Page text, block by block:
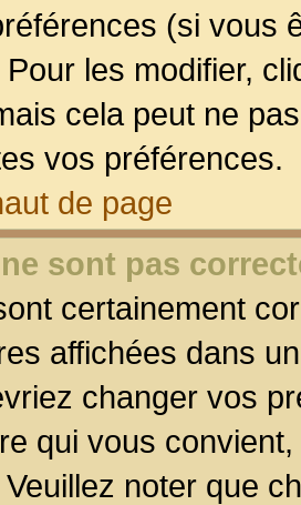
(si vous
les modifier,
cela peut ne
vos préférences.
de page
sont pas
certainement
affichées dans
changer vos
qui vous
noter que